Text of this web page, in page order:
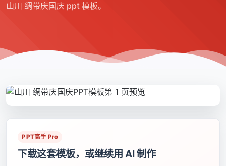
山川 绸带庆国庆 ppt 模板。
PPT高手 Pro
下载这套模板，或继续用 AI 制作